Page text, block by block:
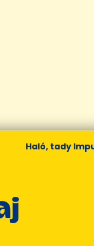
Haló, tady